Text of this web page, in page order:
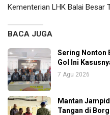
Kementerian LHK Balai Besar
BACA JUGA
Sering Nonton
Gol Ini
7 Agu 2026
Mantan
Tangan di